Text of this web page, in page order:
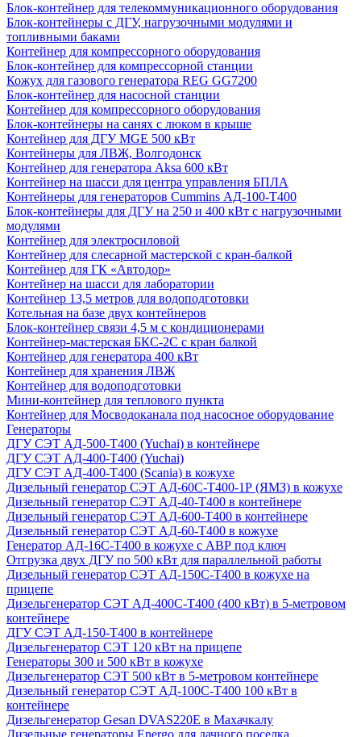
Блок-контейнер для телекоммуникационного оборудования
Блок-контейнеры с ДГУ, нагрузочными модулями и
топливными баками
Контейнер для компрессорного оборудования
Блок-контейнер для компрессорной станции
Кожух для газового генератора REG GG7200
Блок-контейнер для насосной станции
Контейнер для компрессорного оборудования
Блок-контейнеры на санях с люком в крыше
Контейнер для ДГУ MGE 500 кВт
Контейнеры для ЛВЖ, Волгодонск
Контейнер для генератора Aksa 600 кВт
Контейнер на шасси для центра управления БПЛА
Контейнеры для генераторов Cummins АД-100-Т400
Блок-контейнеры для ДГУ на 250 и 400 кВт с нагрузочными
модулями
Контейнер для электросиловой
Контейнер для слесарной мастерской с кран-балкой
Контейнер для ГК «Автодор»
Контейнер на шасси для лаборатории
Контейнер 13,5 метров для водоподготовки
Котельная на базе двух контейнеров
Блок-контейнер связи 4,5 м с кондиционерами
Контейнер-мастерская БКС-2С с кран балкой
Контейнер для генератора 400 кВт
Контейнер для хранения ЛВЖ
Контейнер для водоподготовки
Мини-контейнер для теплового пункта
Контейнер для Мосводоканала под насосное оборудование
Генераторы
ДГУ СЭТ АД-500-Т400 (Yuchai) в контейнере
ДГУ СЭТ АД-400-Т400 (Yuchai)
ДГУ СЭТ АД-400-Т400 (Scania) в кожухе
Дизельный генератор СЭТ АД-60С-Т400-1Р (ЯМЗ) в кожухе
Дизельный генератор СЭТ АД-40-Т400 в контейнере
Дизельный генератор СЭТ АД-600-Т400 в контейнере
Дизельный генератор СЭТ АД-60-Т400 в кожухе
Генератор АД-16С-Т400 в кожухе с АВР под ключ
Отгрузка двух ДГУ по 500 кВт для параллельной работы
Дизельный генератор СЭТ АД-150С-Т400 в кожухе на
прицепе
Дизельгенератор СЭТ АД-400С-Т400 (400 кВт) в 5-метровом
контейнере
ДГУ СЭТ АД-150-Т400 в контейнере
Дизельгенератор СЭТ 120 кВт на прицепе
Генераторы 300 и 500 кВт в кожухе
Дизельгенератор СЭТ 500 кВт в 5-метровом контейнере
Дизельный генератор СЭТ АД-100С-Т400 100 кВт в
контейнере
Дизельгенератор Gesan DVAS220E в Махачкалу
Дизельные генераторы Energo для дачного поселка